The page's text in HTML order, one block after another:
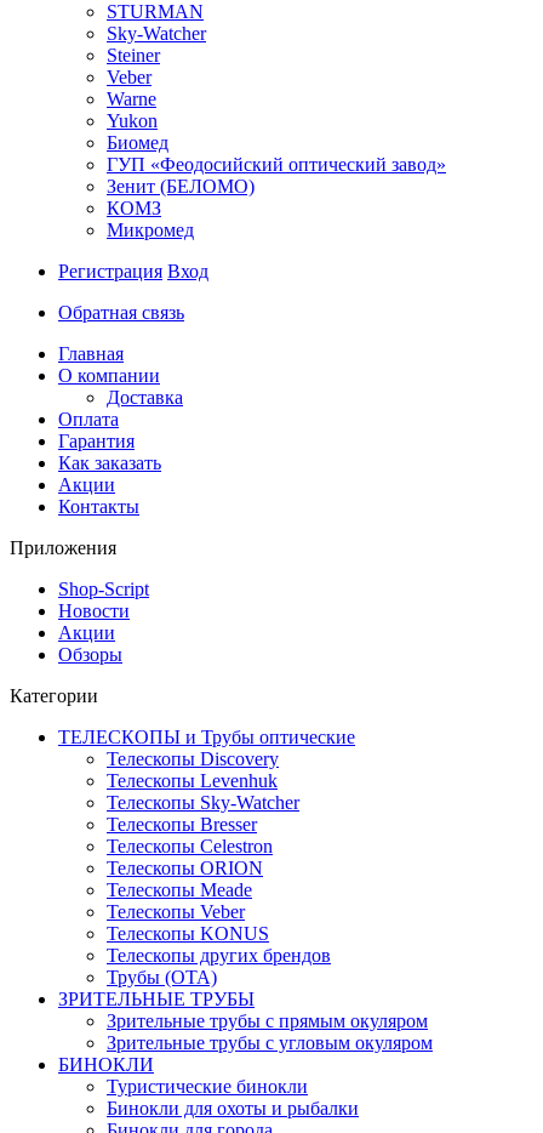
STURMAN
Sky-Watcher
Steiner
Veber
Warne
Yukon
Биомед
ГУП «Феодосийский оптический завод»
Зенит (БЕЛОМО)
КОМЗ
Микромед
Регистрация Вход
Обратная связь
Главная
О компании
Доставка
Оплата
Гарантия
Как заказать
Акции
Контакты
Приложения
Shop-Script
Новости
Акции
Обзоры
Категории
ТЕЛЕСКОПЫ и Трубы оптические
Телескопы Discovery
Телескопы Levenhuk
Телескопы Sky-Watcher
Телескопы Bresser
Телескопы Celestron
Телескопы ORION
Телескопы Meade
Телескопы Veber
Телескопы KONUS
Телескопы других брендов
Трубы (ОТА)
ЗРИТЕЛЬНЫЕ ТРУБЫ
Зрительные трубы с прямым окуляром
Зрительные трубы с угловым окуляром
БИНОКЛИ
Туристические бинокли
Бинокли для охоты и рыбалки